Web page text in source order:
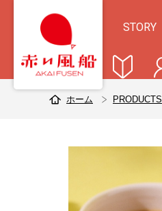
STORY
ホーム PRODUCTS